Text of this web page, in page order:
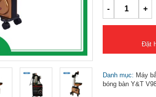
- +
Đặt
Danh mục: Máy
bóng bàn Y&T